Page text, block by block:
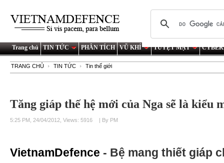
Trang chủ TIN TỨC PHÂN TÍCH VŨ KHÍ TUYỆT MẬT
TRANG CHỦ TIN TỨC Tin thế giới
Tăng giáp thế hệ mới của Nga sẽ là kiểu
5:25 PM, 24/04/2012, Views: 5916 | By PM
VietnamDefence - Bệ mang thiết giáp